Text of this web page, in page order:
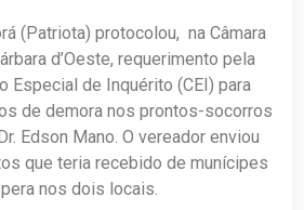
(Patriota) protocolou, na Câmara
d’Oeste, requerimento pela
Especial de Inquérito (CEI) para
de demora nos prontos-socorros
Edson Mano. O vereador enviou
que teria recebido de munícipes
nos dois locais.